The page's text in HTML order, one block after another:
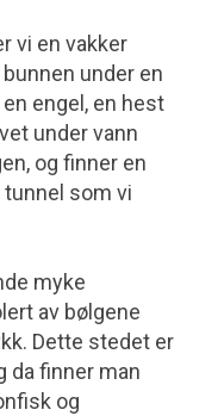
vi en vakker
under en
engel, en hest
under vann
og finner en
som vi
myke
av bølgene
Dette stedet er
da finner man
og